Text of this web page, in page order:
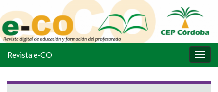
la
Revista e-CO